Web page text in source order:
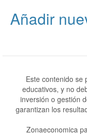
Añadir
Este contenido se
educativos, y no
inversión o gestión
garantizan los
Zonaeconomica